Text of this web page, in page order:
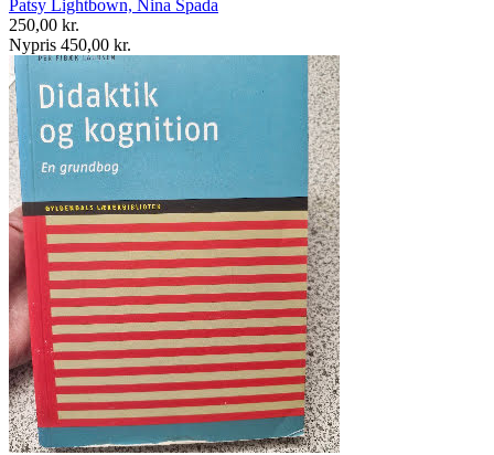
Patsy Lightbown, Nina Spada
250,00 kr.
Nypris 450,00 kr.